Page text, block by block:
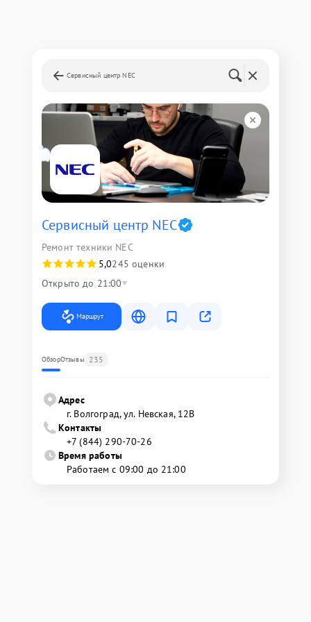
Сервисный центр NEC
Сервисный центр NEC
Ремонт техники NEC
5,0245 оценки
Открыто до 21:00
Маршрут
ОбзорОтзывы 235
Адрес
г. Волгоград, ул. Невская, 12В
Контакты
+7 (844) 290-70-26
Время работы
Работаем с 09:00 до 21:00